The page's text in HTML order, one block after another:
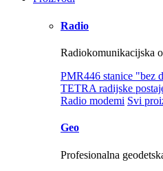
Radio
Radiokomunikacijska
PMR446 stanice "bez
TETRA radijske
Radio modemi Svi
Geo
Profesionalna